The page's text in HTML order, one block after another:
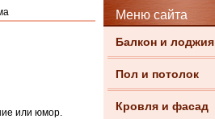
Меню сайта
Балкон и лоджия
Пол и потолок
Кровля и фасад
или юмор.